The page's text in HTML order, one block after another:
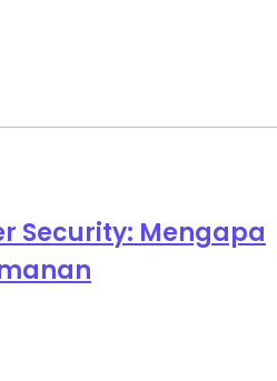
Security: Mengapa